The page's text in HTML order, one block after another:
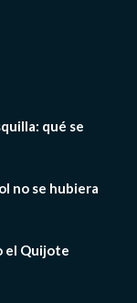
qué se
no se hubiera
el Quijote